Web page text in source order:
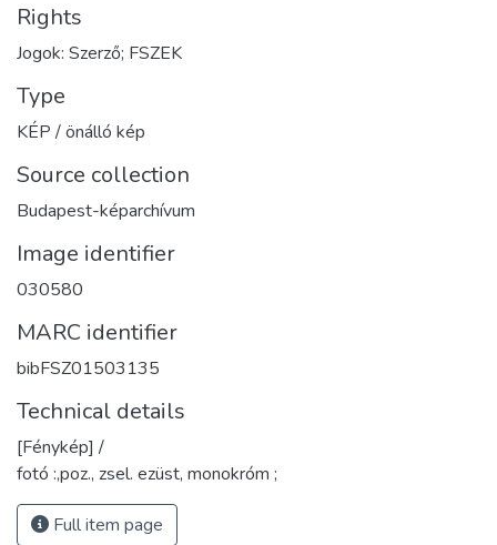
Rights
Jogok: Szerző; FSZEK
Type
KÉP / önálló kép
Source collection
Budapest-képarchívum
Image identifier
030580
MARC identifier
bibFSZ01503135
Technical details
[Fénykép] /
fotó :,poz., zsel. ezüst, monokróm ;
Full item page